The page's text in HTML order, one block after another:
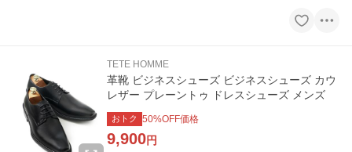
TETE HOMME
革靴 ビジネスシューズ ビジネスシューズ カウ
レザー プレーントゥ ドレスシューズ メンズ
おトク 50%OFF価格
9,900円